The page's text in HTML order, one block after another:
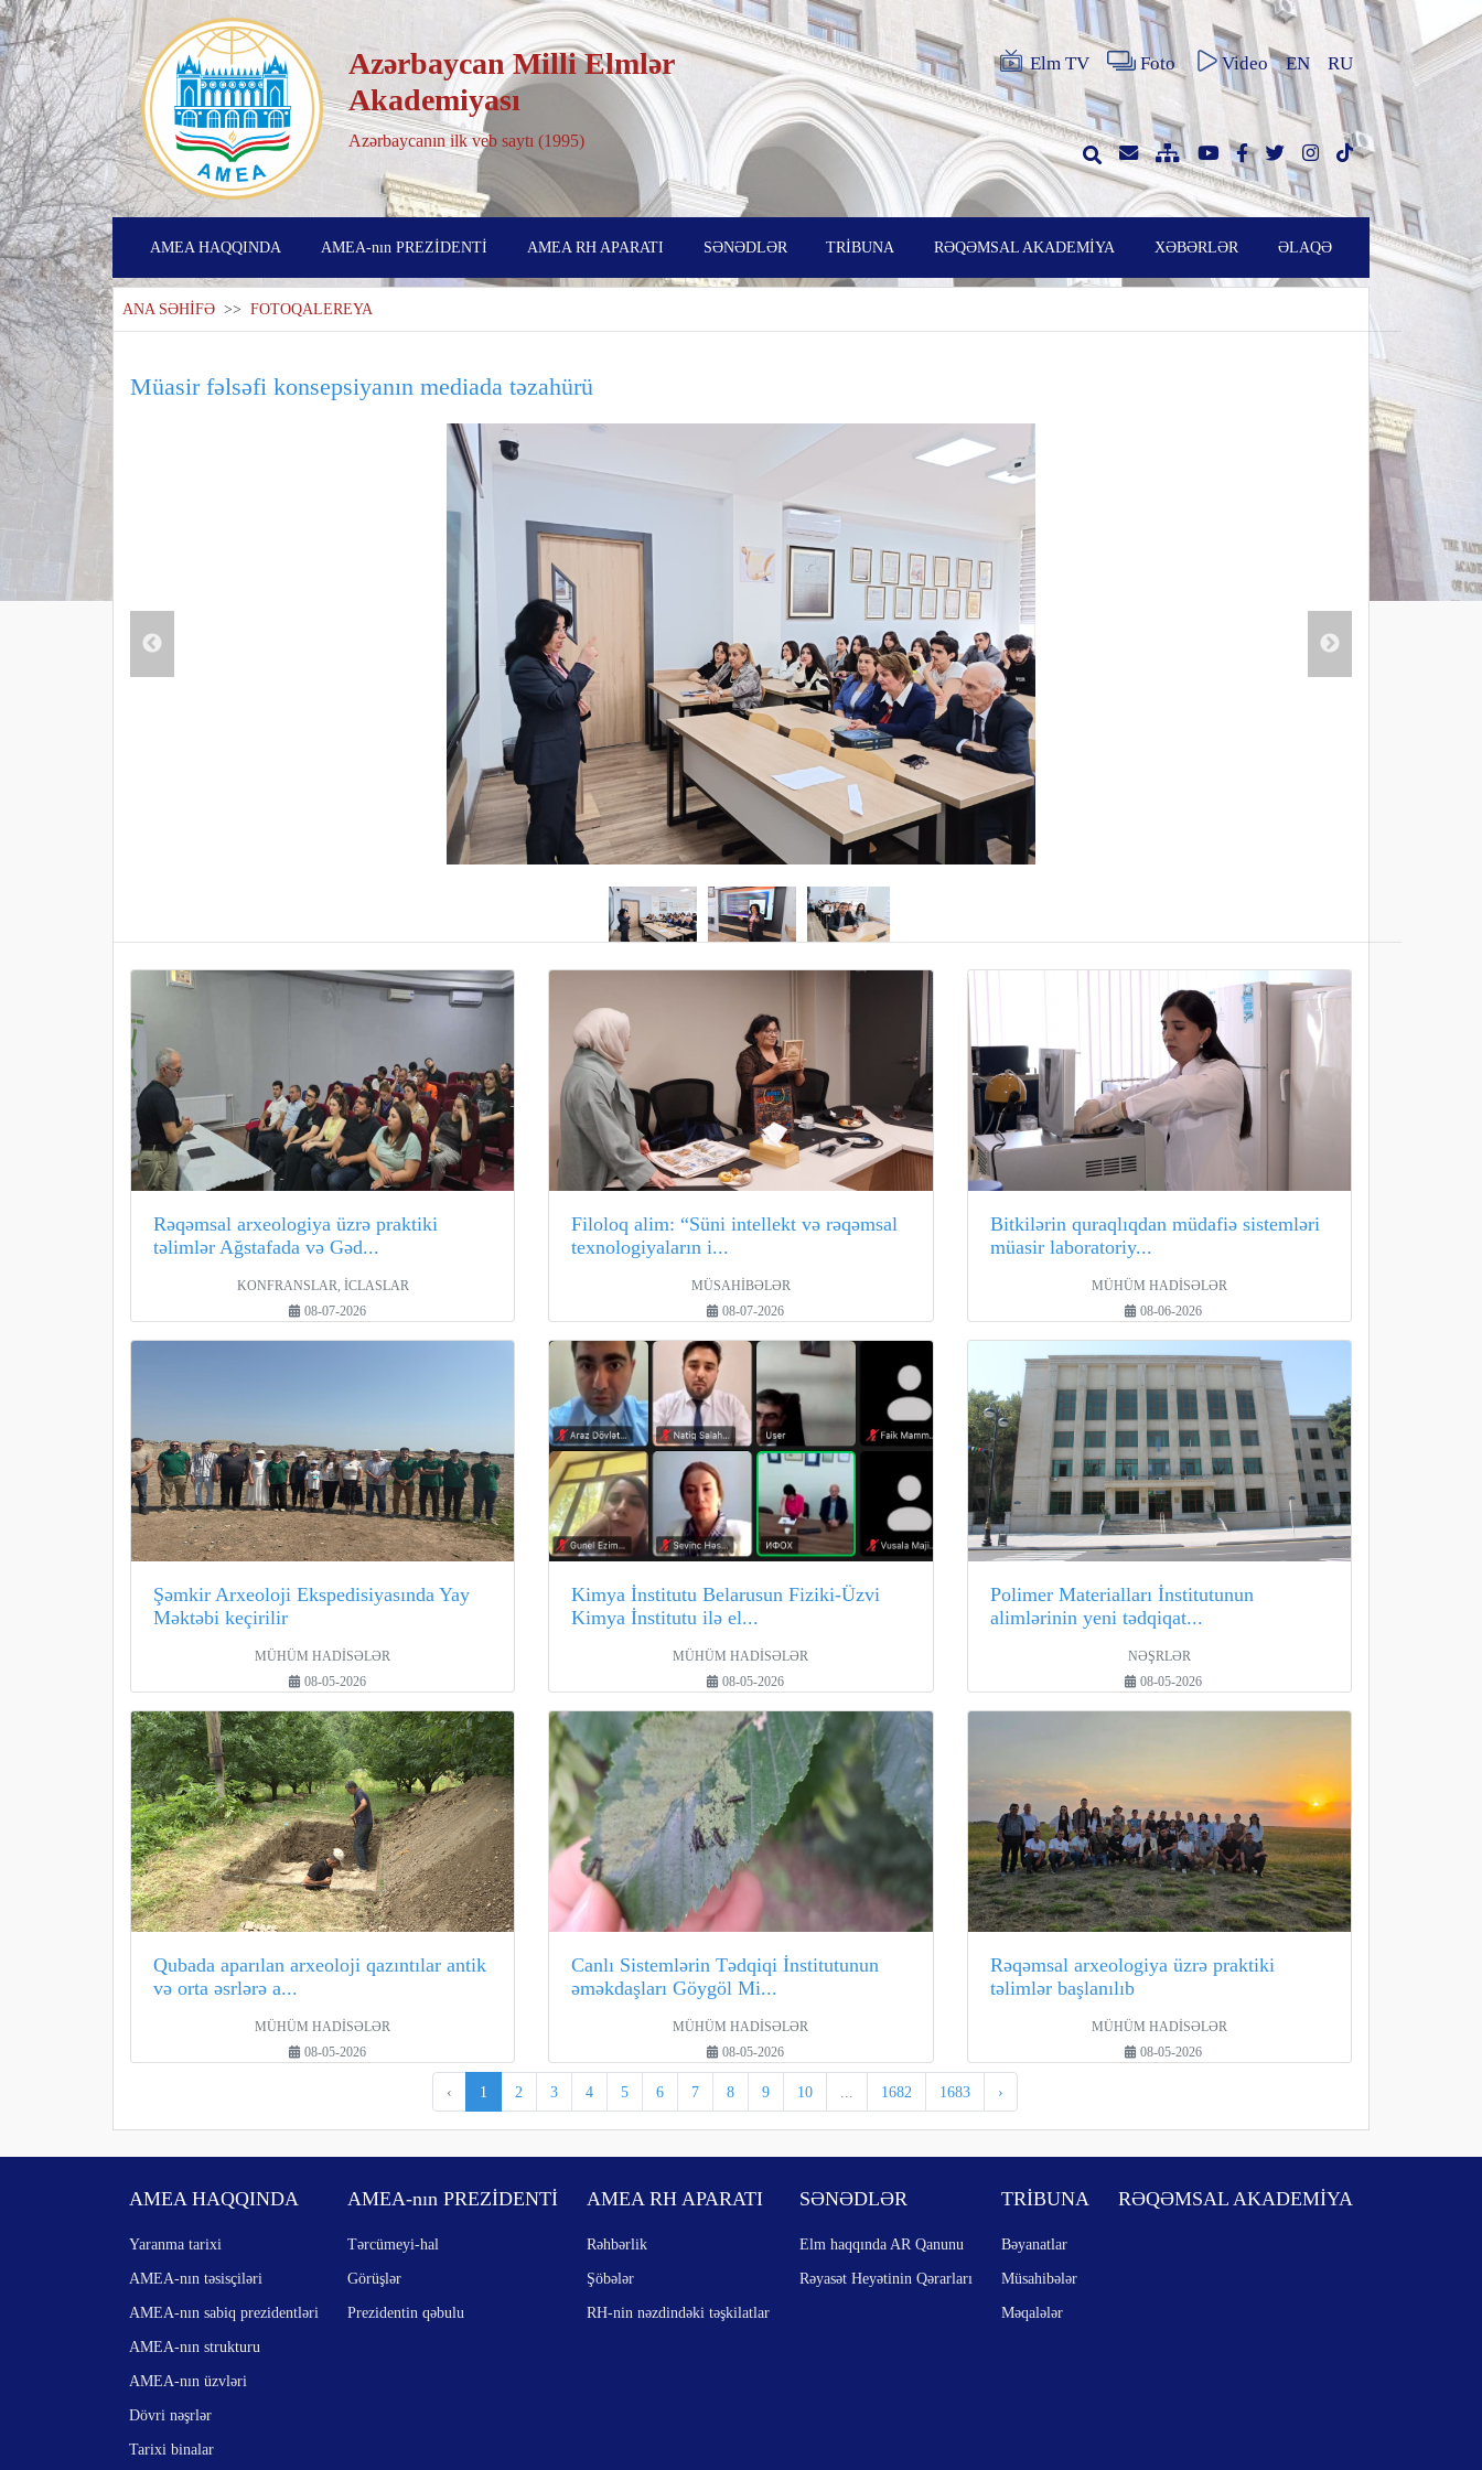
Azərbaycan Milli Elmlər
Akademiyası
Azərbaycanın ilk veb saytı (1995)
Elm TV Foto Video EN RU
AMEA HAQQINDA AMEA-nın PREZİDENTİ AMEA RH APARATI SƏNƏDLƏR TRİBUNA RƏQƏMSAL AKADEMİYA XƏBƏRLƏR ƏLAQƏ
ANA SƏHİFƏ >> FOTOQALEREYA
Müasir fəlsəfi konsepsiyanın mediada təzahürü
Rəqəmsal arxeologiya üzrə praktiki
təlimlər Ağstafada və Gəd...
KONFRANSLAR, İCLASLAR
08-07-2026
Filoloq alim: “Süni intellekt və rəqəmsal
texnologiyaların i...
MÜSAHİBƏLƏR
08-07-2026
Bitkilərin quraqlıqdan müdafiə sistemləri
müasir laboratoriy...
MÜHÜM HADİSƏLƏR
08-06-2026
Şəmkir Arxeoloji Ekspedisiyasında Yay
Məktəbi keçirilir
MÜHÜM HADİSƏLƏR
08-05-2026
Kimya İnstitutu Belarusun Fiziki-Üzvi
Kimya İnstitutu ilə el...
MÜHÜM HADİSƏLƏR
08-05-2026
Polimer Materialları İnstitutunun
alimlərinin yeni tədqiqat...
NƏŞRLƏR
08-05-2026
Qubada aparılan arxeoloji qazıntılar antik
və orta əsrlərə a...
MÜHÜM HADİSƏLƏR
08-05-2026
Canlı Sistemlərin Tədqiqi İnstitutunun
əməkdaşları Göygöl Mi...
MÜHÜM HADİSƏLƏR
08-05-2026
Rəqəmsal arxeologiya üzrə praktiki
təlimlər başlanılıb
MÜHÜM HADİSƏLƏR
08-05-2026
‹ 1 2 3 4 5 6 7 8 9 10 1682 1683 ›
AMEA HAQQINDA
Yaranma tarixi
AMEA-nın təsisçiləri
AMEA-nın sabiq prezidentləri
AMEA-nın strukturu
AMEA-nın üzvləri
Dövri nəşrlər
Tarixi binalar
AMEA-nın PREZİDENTİ
Tərcümeyi-hal
Görüşlər
Prezidentin qəbulu
AMEA RH APARATI
Rəhbərlik
Şöbələr
RH-nin nəzdindəki təşkilatlar
SƏNƏDLƏR
Elm haqqında AR Qanunu
Rəyasət Heyətinin Qərarları
TRİBUNA
Bəyanatlar
Müsahibələr
Məqalələr
RƏQƏMSAL AKADEMİYA